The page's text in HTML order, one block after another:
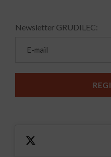
Newsletter GRUDILEC: